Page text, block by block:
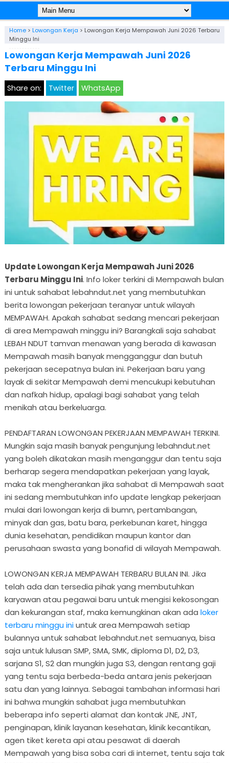
Home> Lowongan Kerja > Lowongan Kerja Mempawah Juni 2026 Terbaru
Minggu Ini
Lowongan Kerja Mempawah Juni 2026
Terbaru Minggu Ini
Share on: Twitter WhatsApp
Update Lowongan Kerja Mempawah Juni 2026
Terbaru Minggu Ini. Info loker terkini di Mempawah bulan
ini untuk sahabat lebahndut.net yang membutuhkan
berita lowongan pekerjaan teranyar untuk wilayah
MEMPAWAH. Apakah sahabat sedang mencari pekerjaan
di area Mempawah minggu ini? Barangkali saja sahabat
LEBAH NDUT tamvan menawan yang berada di kawasan
Mempawah masih banyak mengganggur dan butuh
pekerjaan secepatnya bulan ini. Pekerjaan baru yang
layak di sekitar Mempawah demi mencukupi kebutuhan
dan nafkah hidup, apalagi bagi sahabat yang telah
menikah atau berkeluarga.
PENDAFTARAN LOWONGAN PEKERJAAN MEMPAWAH TERKINI.
Mungkin saja masih banyak pengunjung lebahndut.net
yang boleh dikatakan masih menganggur dan tentu saja
berharap segera mendapatkan pekerjaan yang layak,
maka tak mengherankan jika sahabat di Mempawah saat
ini sedang membutuhkan info update lengkap pekerjaan
mulai dari lowongan kerja di bumn, pertambangan,
minyak dan gas, batu bara, perkebunan karet, hingga
dunia kesehatan, pendidikan maupun kantor dan
perusahaan swasta yang bonafid di wilayah Mempawah.
LOWONGAN KERJA MEMPAWAH TERBARU BULAN INI. Jika
telah ada dan tersedia pihak yang membutuhkan
karyawan atau pegawai baru untuk mengisi kekosongan
dan kekurangan staf, maka kemungkinan akan ada loker
terbaru minggu iniuntuk area Mempawah setiap
bulannya untuk sahabat lebahndut.net semuanya, bisa
saja untuk lulusan SMP, SMA, SMK, diploma D1, D2, D3,
sarjana S1, S2 dan mungkin juga S3, dengan rentang gaji
yang tentu saja berbeda-beda antara jenis pekerjaan
satu dan yang lainnya. Sebagai tambahan informasi hari
ini bahwa mungkin sahabat juga membutuhkan
beberapa info seperti alamat dan kontak JNE, JNT,
penginapan, klinik layanan kesehatan, klinik kecantikan,
agen tiket kereta api atau pesawat di daerah
Mempawah yang bisa soba cari di internet, tentu saja tak